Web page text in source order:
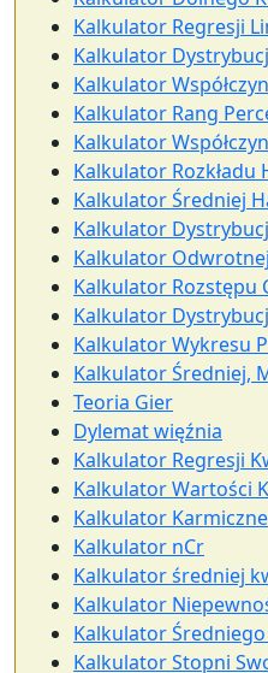
Kalkulator Regresji
Kalkulator
Kalkulator
Kalkulator Rang
Kalkulator
Kalkulator
Kalkulator Średniej
Kalkulator
Kalkulator
Kalkulator Rozstępu
Kalkulator
Kalkulator Wykresu
Kalkulator Średniej,
Teoria Gier
Dylemat więźnia
Kalkulator Regresji
Kalkulator Wartości
Kalkulator
Kalkulator nCr
Kalkulator średniej
Kalkulator
Kalkulator
Kalkulator Stopni